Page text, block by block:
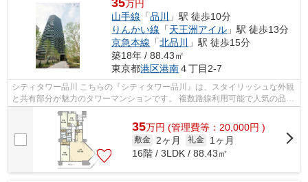
35万円
山手線 「品川
」駅 徒歩10分
りんかい線 「天王洲アイル 」駅 徒歩13分
京急本線 「北品川
」駅 徒歩15分
築18年 / 88.43㎡
東京都港区港南４丁目2-7
シティタワー品川 こちらの『シティタワー品川』は、スタイリッシュな外観
と共有部分が魅力のタワーマンションです。 複数路線利用可能で人気の品川
駅が徒歩圏内、都心へのアクセスも...
35万円 (管理費等：20,000円 )
敷金 2ヶ月 礼金
1ヶ月
16階 / 3LDK / 88.43㎡